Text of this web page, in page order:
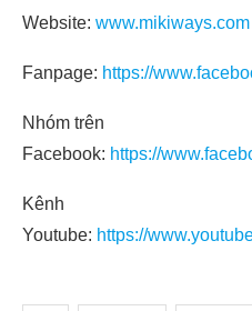
Website: www.mikiways.com
Fanpage: https://
Nhóm trên
Facebook: https://
Kênh
Youtube: https://